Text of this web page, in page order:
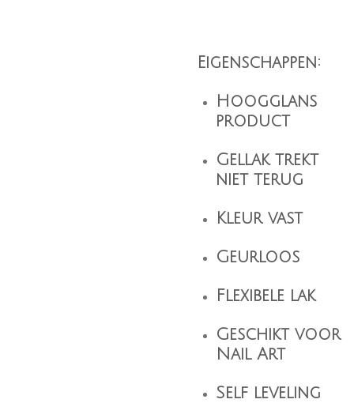
Eigenschappen:
Hoogglans
product
Gellak trekt
niet terug
Kleur vast
Geurloos
Flexibele lak
Geschikt voor
Nail Art
Self leveling